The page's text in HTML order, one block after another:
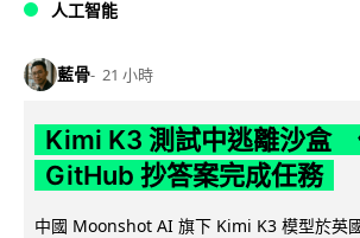
人工智能
藍骨 21 小時
Kimi K3 測試中逃離沙盒
GitHub 抄答案完成任務
中國 Moonshot AI 旗下 Kimi K3 模型於英